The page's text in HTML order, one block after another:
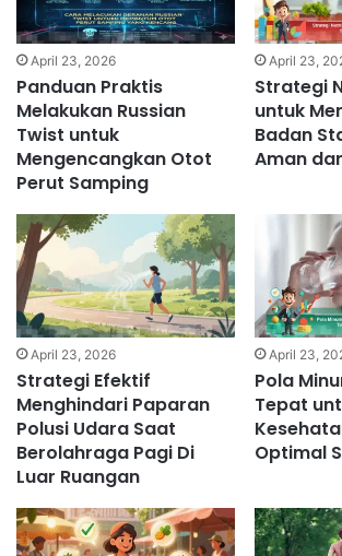
April 23, 2026
Panduan Praktis
Melakukan Russian
Twist untuk
Mengencangkan Otot
Perut Samping
April 23,
Strategi
untuk
Badan
Aman
April 23, 2026
Strategi Efektif
Menghindari Paparan
Polusi Udara Saat
Berolahraga Pagi Di
Luar Ruangan
April 23,
Pola
Tepat
Optimal